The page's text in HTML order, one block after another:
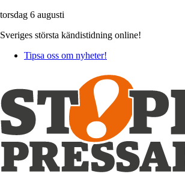
torsdag 6 augusti
Sveriges största kändistidning online!
Tipsa oss om nyheter!